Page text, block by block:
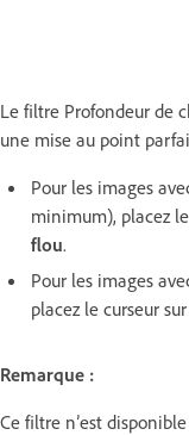
Le filtre Profondeur de
une mise au point
Pour les images
minimum), placez
flou.
Pour les images
placez le curseur sur
Remarque :
Ce filtre n’est